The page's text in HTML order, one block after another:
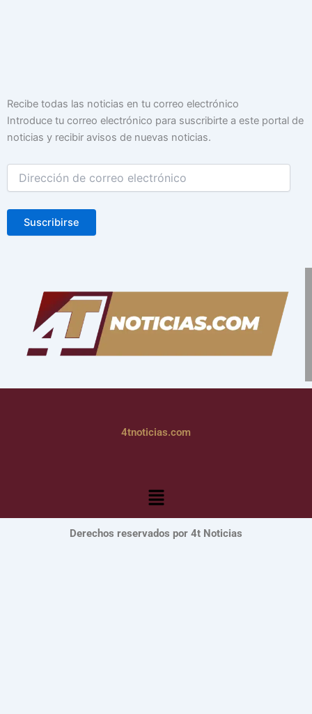
Recibe todas las noticias en tu correo electrónico
Introduce tu correo electrónico para suscribirte a este portal de
noticias y recibir avisos de nuevas noticias.
Dirección
de
electrónico
Suscribirse
4tnoticias.com
Menú
Derechos reservados por 4t Noticias